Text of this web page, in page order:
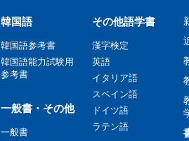
韓国語
韓国語参考書
韓国語能力試験用
参考書
一般書・その他
一般書
その他語学書
漢字検定
英語
イタリア語
スペイン語
ドイツ語
ラテン語